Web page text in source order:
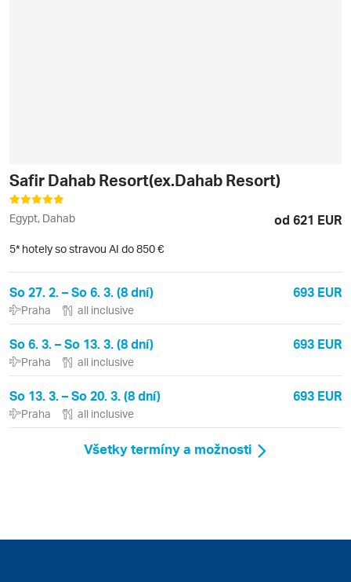
Safir Dahab Resort(ex.Dahab Resort)
Egypt, Dahab od 621 EUR
5* hotely so stravou AI do 850 €
So 27. 2. – So 6. 3. (8 dní) 693 EUR
Praha all inclusive
So 6. 3. – So 13. 3. (8 dní) 693 EUR
Praha all inclusive
So 13. 3. – So 20. 3. (8 dní) 693 EUR
Praha all inclusive
Všetky termíny a možnosti